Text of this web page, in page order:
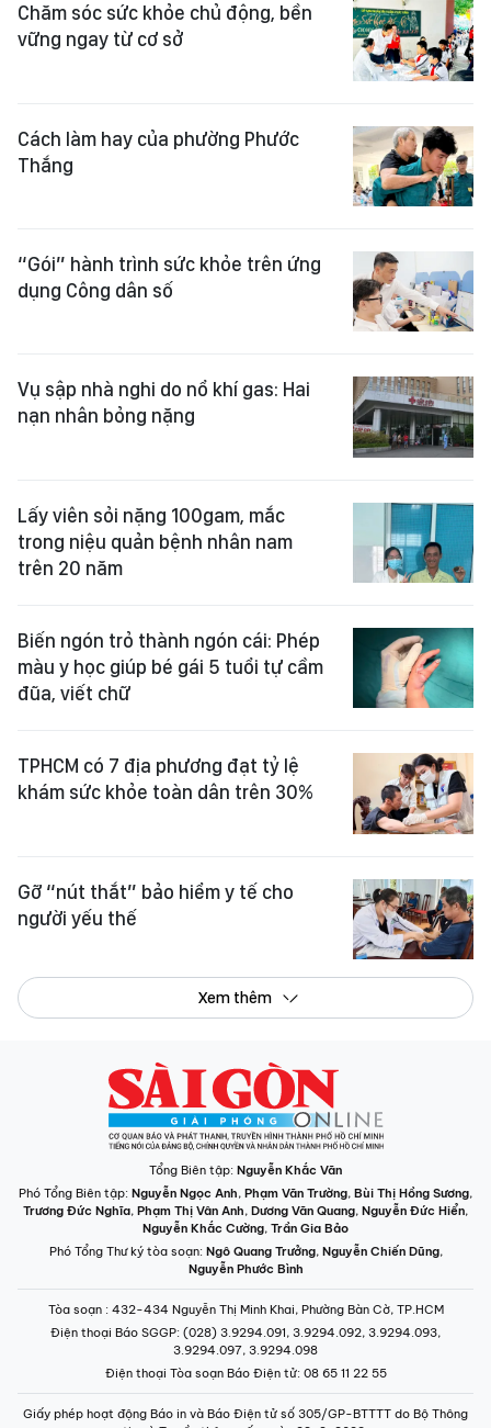
Chăm sóc sức khỏe chủ động, bền
vững ngay từ cơ sở
Cách làm hay của phường Phước
Thắng
“Gói” hành trình sức khỏe trên ứng
dụng Công dân số
Vụ sập nhà nghi do nổ khí gas: Hai
nạn nhân bỏng nặng
Lấy viên sỏi nặng 100gam, mắc
trong niệu quản bệnh nhân nam
trên 20 năm
Biến ngón trỏ thành ngón cái: Phép
màu y học giúp bé gái 5 tuổi tự cầm
đũa, viết chữ
TPHCM có 7 địa phương đạt tỷ lệ
khám sức khỏe toàn dân trên 30%
Gỡ “nút thắt” bảo hiểm y tế cho
người yếu thế
Xem thêm
Tổng Biên tập: Nguyễn Khắc Văn
Phó Tổng Biên tập: Nguyễn Ngọc Anh, Phạm Văn Trường, Bùi Thị Hồng Sương,
Trương Đức Nghĩa, Phạm Thị Vân Anh, Dương Văn Quang, Nguyễn Đức Hiển,
Nguyễn Khắc Cường, Trần Gia Bảo
Phó Tổng Thư ký tòa soạn: Ngô Quang Trưởng, Nguyễn Chiến Dũng,
Nguyễn Phước Bình
Tòa soạn : 432-434 Nguyễn Thị Minh Khai, Phường Bàn Cờ, TP.HCM
Điện thoại Báo SGGP: (028) 3.9294.091, 3.9294.092, 3.9294.093,
3.9294.097, 3.9294.098
Điện thoại Tòa soạn Báo Điện tử: 08 65 11 22 55
Giấy phép hoạt động Báo in và Báo Điện tử số 305/GP-BTTTT do Bộ Thông